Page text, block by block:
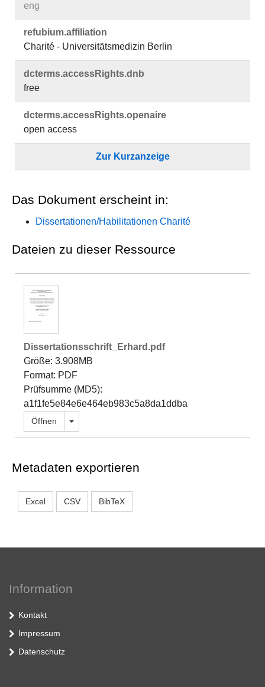
eng
refubium.​affiliation
Charité - Universitätsmedizin Berlin
dcterms.​accessRights.​dnb
free
dcterms.​accessRights.​openaire
open access
Zur Kurzanzeige
Das Dokument erscheint in:
Dissertationen/Habilitationen Charité
Dateien zu dieser Ressource
Dissertationsschrift_Erhard.pdf
Größe: 3.908MB
Format: PDF
Prüfsumme (MD5):
a1f1fe5e84e6e464eb983c5a8da1ddba
Öffnen Dropdown öffnen
Metadaten exportieren
Excel CSV BibTeX
Information
Kontakt
Impressum
Datenschutz